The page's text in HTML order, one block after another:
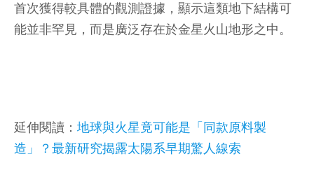
首次獲得較具體的觀測證據，顯示這類地下結構可
能並非罕見，而是廣泛存在於金星火山地形之中。
延伸閱讀： 地球與火星竟可能是「同款原料製
造」？最新研究揭露太陽系早期驚人線索